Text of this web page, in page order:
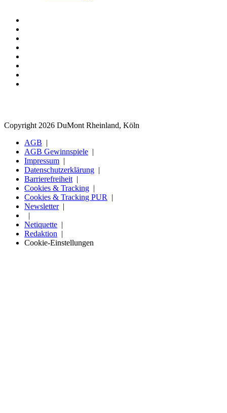
Copyright 2026 DuMont Rheinland, Köln
AGB
AGB Gewinnspiele
Impressum
Datenschutzerklärung
Barrierefreiheit
Cookies & Tracking
Cookies & Tracking PUR
Newsletter
Netiquette
Redaktion
Cookie-Einstellungen